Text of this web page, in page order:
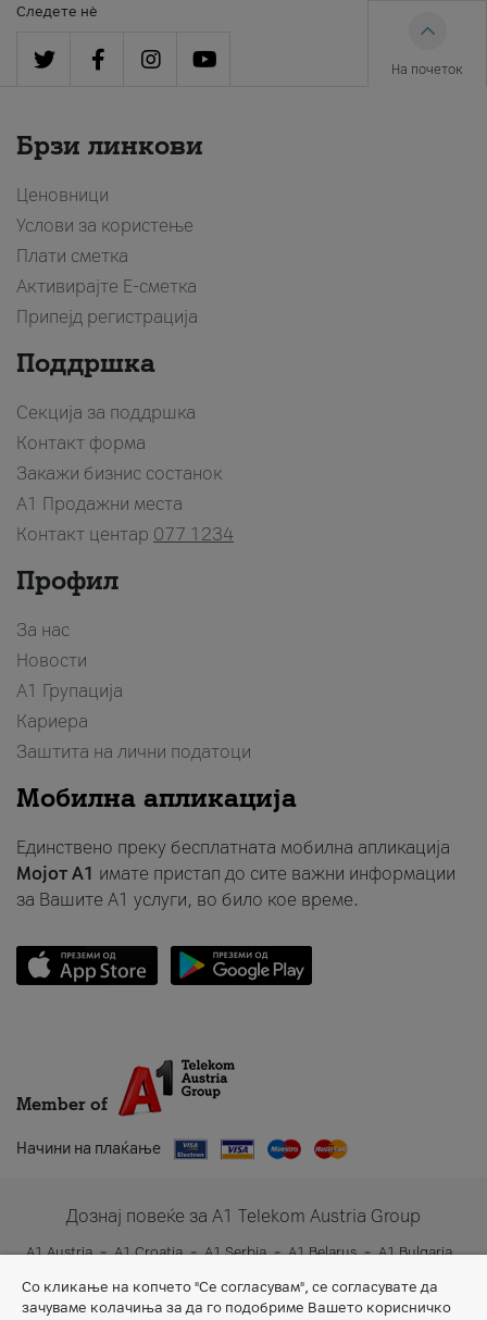
Следете нè
На почеток
Брзи линкови
Ценовници
Услови за користење
Плати сметка
Активирајте Е-сметка
Припејд регистрација
Поддршка
Секција за поддршка
Контакт форма
Закажи бизнис состанок
A1 Продажни места
Контакт центар 077 1234
Профил
За нас
Новости
А1 Групација
Кариера
Заштита на лични податоци
Мобилна апликација
Единствено преку бесплатната мобилна апликација
Мојот A1 имате пристап до сите важни информации
за Вашите A1 услуги, во било кое време.
Member of
Начини на плаќање
Дознај повеќе за A1 Telekom Austria Group
A1 Austria A1 Croatia A1 Serbia A1 Belarus
A1 Bulgaria
A1 Slovenia
A1 Digital
Со кликање на копчето "Се согласувам", се согласувате да
зачуваме колачиња за да го подобриме Вашето корисничко